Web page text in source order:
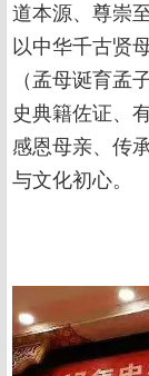
道本源、尊崇
以中华千古贤
（孟母诞育孟
史典籍佐证、
感恩母亲、传
与文化初心。